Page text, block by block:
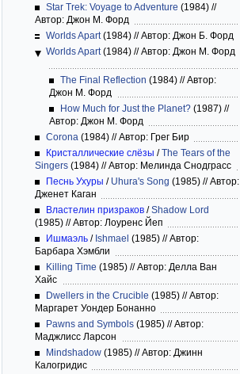
Star Trek: Voyage to Adventure (1984) //
Автор: Джон М. Форд
Worlds Apart(1984) //Автор: Джон Б. Форд
Worlds Apart(1984) //Автор: Джон М. Форд
The Final Reflection (1984) //Автор:
Джон М. Форд
How Much for Just the Planet? (1987) //
Автор: Джон М. Форд
Corona (1984) //Автор: Грег Бир
Кристаллические слёзы /The Tears of the
Singers (1984) //Автор: Мелинда Снодграсс
Песнь Ухуры / Uhura's Song (1985) //Автор:
Дженет Каган
Властелин призраков /Shadow Lord
(1985) //Автор: Лоуренс Йеп
Ишмаэль / Ishmael (1985) //Автор:
Барбара Хэмбли
Killing Time (1985) //Автор: Делла Ван
Хайс
Dwellers in the Crucible (1985) //Автор:
Маргарет Уондер Бонанно
Pawns and Symbols (1985) //Автор:
Маджлисс Ларсон
Mindshadow (1985) //Автор: Джинн
Калогридис